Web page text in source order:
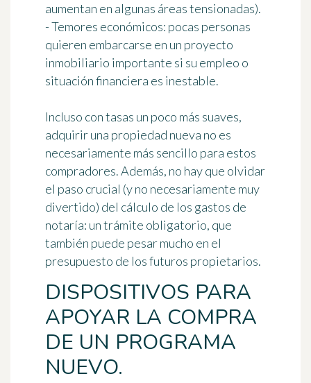
aumentan en algunas áreas tensionadas).
- Temores económicos: pocas personas
quieren embarcarse en un proyecto
inmobiliario importante si su empleo o
situación financiera es inestable.
Incluso con tasas un poco más suaves,
adquirir una propiedad nueva no es
necesariamente más sencillo para estos
compradores. Además, no hay que olvidar
el paso crucial (y no necesariamente muy
divertido) del cálculo de los gastos de
notaría: un trámite obligatorio, que
también puede pesar mucho en el
presupuesto de los futuros propietarios.
DISPOSITIVOS PARA
APOYAR LA COMPRA
DE UN PROGRAMA
NUEVO.